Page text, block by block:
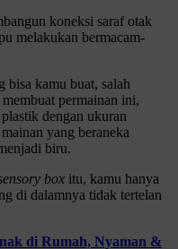
koneksi saraf otak
melakukan bermacam-
bisa kamu buat, salah
permainan ini,
dengan ukuran
yang beraneka
biru.
box itu, kamu hanya
di dalamnya tidak tertelan
di Rumah, Nyaman &